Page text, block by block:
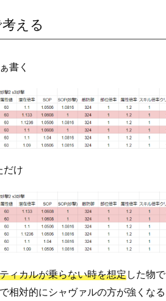
える
書く
だけ
ィカルが乗らない時を想定した物で
相対的にシャヴァルの方が強くなる